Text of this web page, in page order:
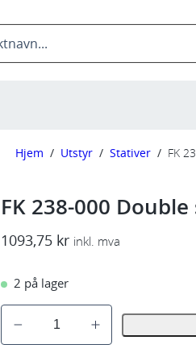
Hjem / Utstyr / Stativer / FK
FK 238-000
1093,75 kr inkl. mva
2 på lager
K